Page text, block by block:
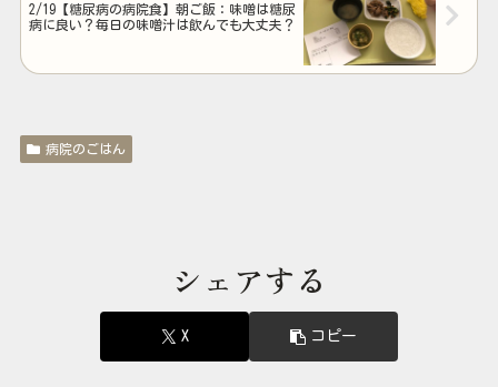
2/19【糖尿病の病院食】朝ご飯：味噌は糖尿
病に良い？毎日の味噌汁は飲んでも大丈夫？
病院のごはん
シェアする
X コピー